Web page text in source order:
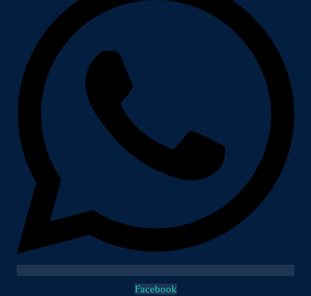
Facebook